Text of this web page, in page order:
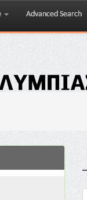
Advanced Search